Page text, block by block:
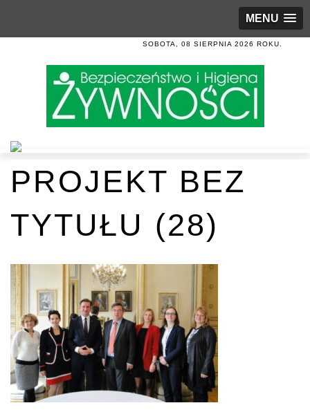
MENU
SOBOTA, 08 SIERPNIA 2026 ROKU.
PROJEKT BEZ
TYTUŁU (28)